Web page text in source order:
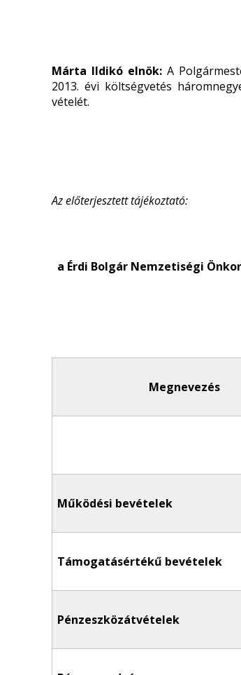
Márta Ildikó elnök: A
2013. évi költségvetés
vételét.
Az előterjesztett tájékoztató:
a Érdi Bolgár Nemzetiségi
Megnevezés
Működési bevételek
Támogatásértékű bevételek
Pénzeszközátvételek